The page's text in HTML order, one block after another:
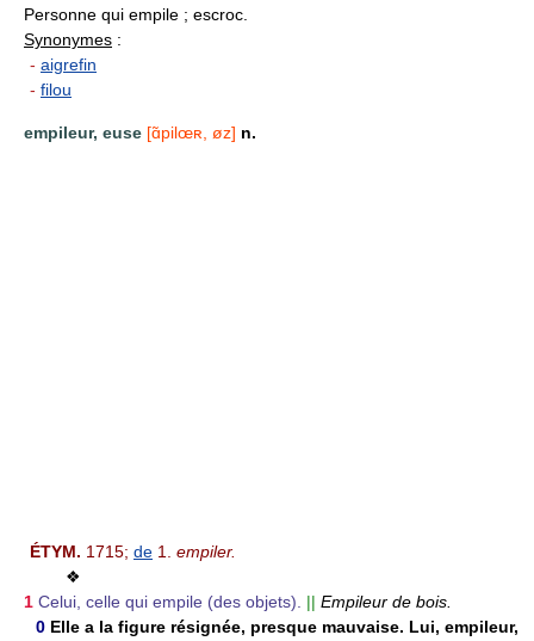
Personne qui empile ; escroc.
Synonymes :
- aigrefin
- filou
empileur, euse [ɑ̃pilœʀ, øz] n.
ÉTYM. 1715; de 1. empiler.
❖
1 Celui, celle qui empile (des objets). || Empileur de bois.
0 Elle a la figure résignée, presque mauvaise. Lui, empileur,